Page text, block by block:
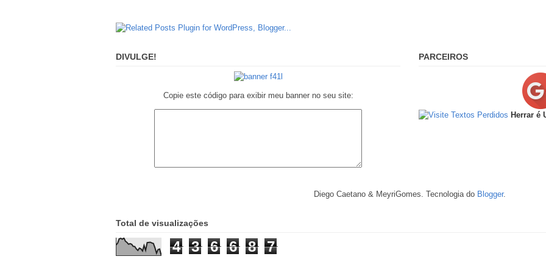
DIVULGE!
Copie este código para exibir meu banner no seu site:
PARCEIROS
Herrar é
Diego Caetano & MeyriGomes. Tecnologia do Blogger.
Total de visualizações
4 3 6 6 8 7